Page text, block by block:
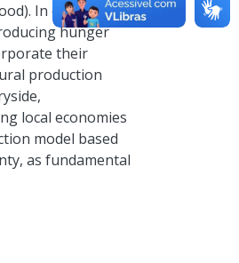
In opposition
hunger
their
production
local economies
model based
as fundamental